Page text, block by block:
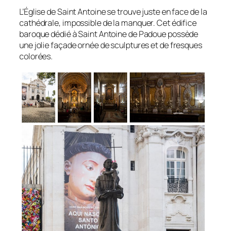
L’Église de Saint Antoine se trouve juste en face de la
cathédrale, impossible de la manquer. Cet édifice
baroque dédié à Saint Antoine de Padoue possède
une jolie façade ornée de sculptures et de fresques
colorées.